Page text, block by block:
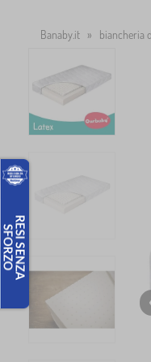
Banaby.it » biancheria